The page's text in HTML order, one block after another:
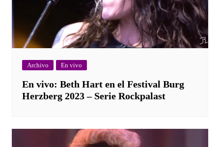
Archivo En vivo
En vivo: Beth Hart en el Festival Burg
Herzberg 2023 – Serie Rockpalast